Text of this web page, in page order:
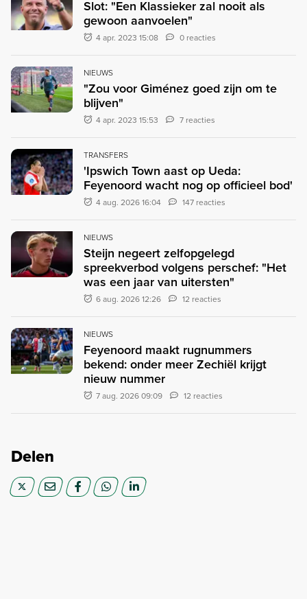
Slot: "Een Klassieker zal nooit als
gewoon aanvoelen"
4 apr. 2023 15:08 0 reacties
NIEUWS
"Zou voor Giménez goed zijn om te
blijven"
4 apr. 2023 15:53 7 reacties
TRANSFERS
'Ipswich Town aast op Ueda:
Feyenoord wacht nog op officieel bod'
4 aug. 2026 16:04 147 reacties
NIEUWS
Steijn negeert zelfopgelegd
spreekverbod volgens perschef: "Het
was een jaar van uitersten"
6 aug. 2026 12:26 12 reacties
NIEUWS
Feyenoord maakt rugnummers
bekend: onder meer Zechiël krijgt
nieuw nummer
7 aug. 2026 09:09 12 reacties
Delen